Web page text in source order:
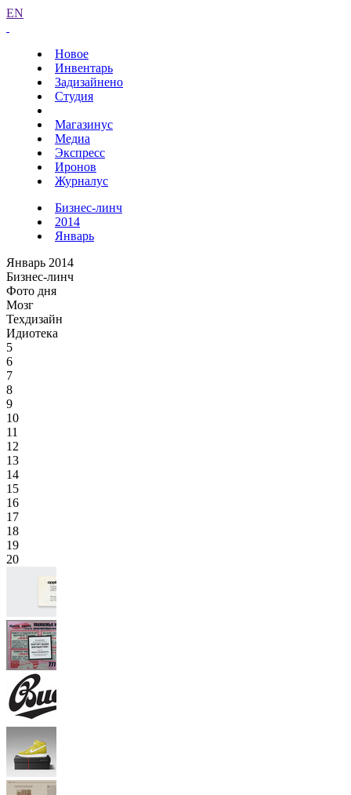
EN
Новое
Инвентарь
Задизайнено
Студия
Магазинус
Медиа
Экспресс
Иронов
Журналус
Бизнес-линч
2014
Январь
Январь 2014
Бизнес-линч
Фото дня
Мозг
Техдизайн
Идиотека
5
6
7
8
9
10
11
12
13
14
15
16
17
18
19
20